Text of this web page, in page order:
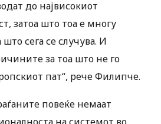
до највисокиот
затоа што тоа е многу
што сега се случува. И
за тоа што не го
пат“, рече Филипче.
повеќе немаат